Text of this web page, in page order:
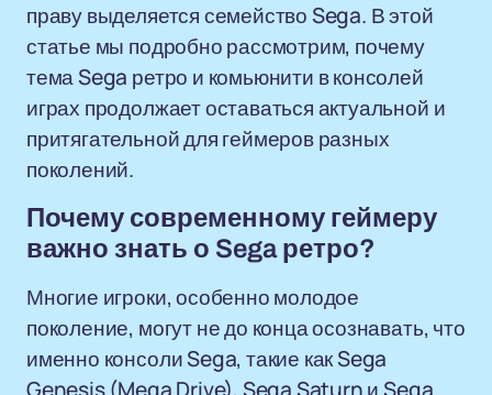
праву выделяется семейство Sega. В этой
статье мы подробно рассмотрим, почему
тема Sega ретро и комьюнити в консолей
играх продолжает оставаться актуальной и
притягательной для геймеров разных
поколений.
Почему современному геймеру
важно знать о Sega ретро?
Многие игроки, особенно молодое
поколение, могут не до конца осознавать, что
именно консоли Sega, такие как Sega